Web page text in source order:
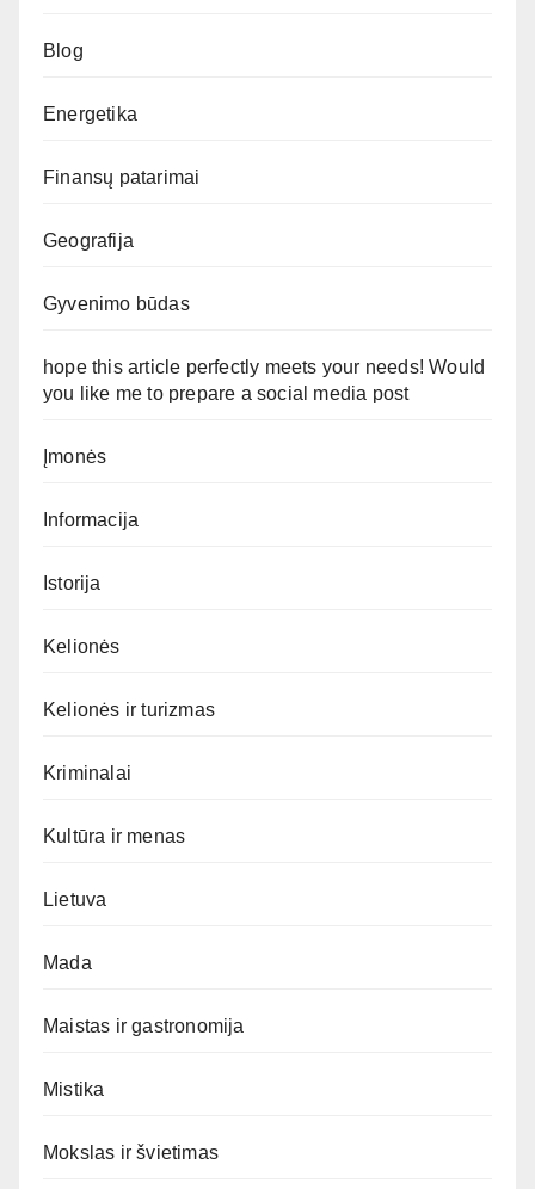
Blog
Energetika
Finansų patarimai
Geografija
Gyvenimo būdas
hope this article perfectly meets your needs! Would
you like me to prepare a social media post
Įmonės
Informacija
Istorija
Kelionės
Kelionės ir turizmas
Kriminalai
Kultūra ir menas
Lietuva
Mada
Maistas ir gastronomija
Mistika
Mokslas ir švietimas